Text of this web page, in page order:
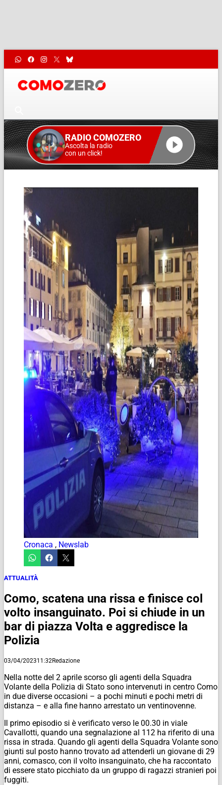
RADIO COMOZERO
Ascolta la radio
con un click!
Cronaca , Newslab
ATTUALITÀ
Como, scatena una rissa e finisce col
volto insanguinato. Poi si chiude in un
bar di piazza Volta e aggredisce la
Polizia
03/04/202311:32Redazione
Nella notte del 2 aprile scorso gli agenti della Squadra
Volante della Polizia di Stato sono intervenuti in centro Como
in due diverse occasioni – a pochi minuti e pochi metri di
distanza – e alla fine hanno arrestato un ventinovenne.
Il primo episodio si è verificato verso le 00.30 in viale
Cavallotti, quando una segnalazione al 112 ha riferito di una
rissa in strada. Quando gli agenti della Squadra Volante sono
giunti sul posto hanno trovato ad attenderli un giovane di 29
anni, comasco, con il volto insanguinato, che ha raccontato
di essere stato picchiato da un gruppo di ragazzi stranieri poi
fuggiti.